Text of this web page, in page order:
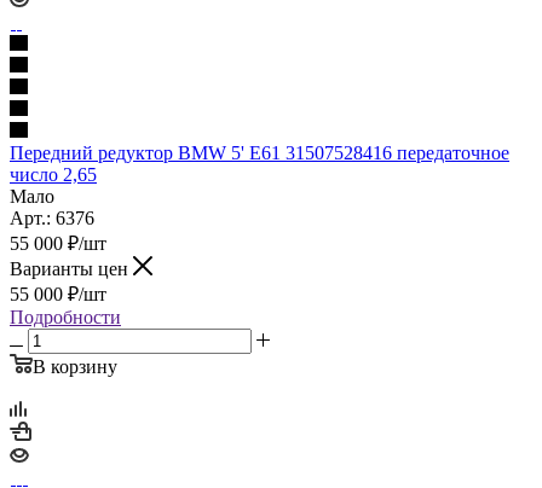
Передний редуктор BMW 5' E61 31507528416 передаточное
число 2,65
Мало
Арт.: 6376
55 000 ₽/шт
Варианты цен
55 000 ₽/шт
Подробности
В корзину